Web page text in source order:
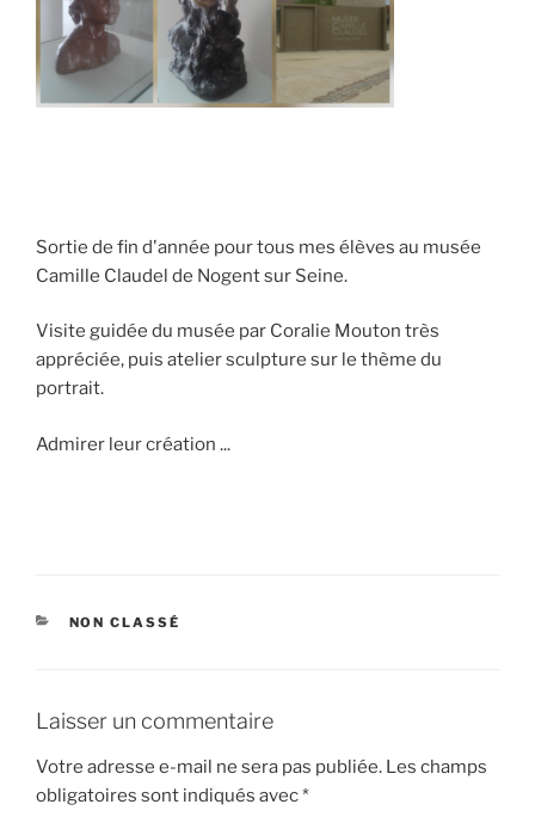
Sortie de fin d'année pour tous mes élèves au musée
Camille Claudel de Nogent sur Seine.
Visite guidée du musée par Coralie Mouton très
appréciée, puis atelier sculpture sur le thème du
portrait.
Admirer leur création ...
CATÉGORIES
NON CLASSÉ
Laisser un commentaire
Votre adresse e-mail ne sera pas publiée. Les champs
obligatoires sont indiqués avec*